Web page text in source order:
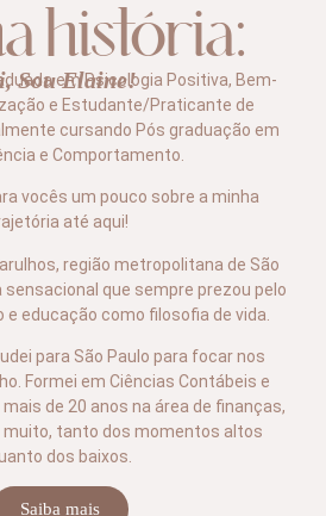
história:
Sou Elaine!
em Psicologia Positiva, Bem-
e Estudante/Praticante de
cursando Pós graduação em
e Comportamento.
vocês um pouco sobre a minha
até aqui!
região metropolitana de São
sensacional que sempre prezou pelo
e educação como filosofia de vida.
para São Paulo para focar nos
Formei em Ciências Contábeis e
de 20 anos na área de finanças,
muito, tanto dos momentos altos
dos baixos.
Saiba mais